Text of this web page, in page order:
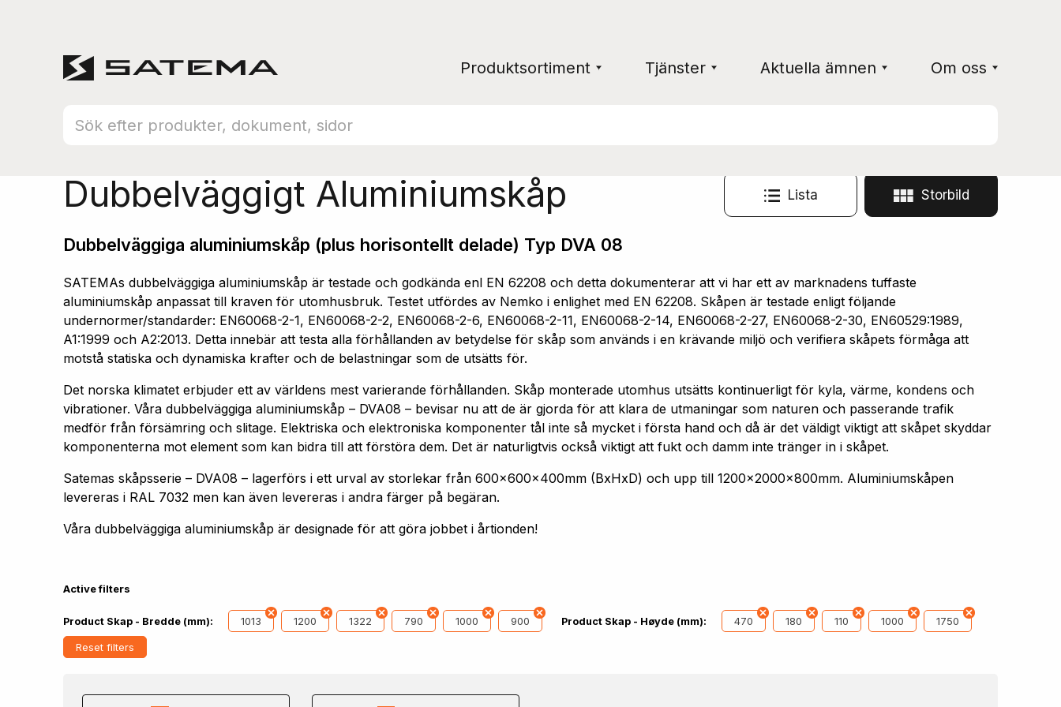
Produktsortiment Tjänster Aktuella ämnen Om oss
Hem Produktsortiment Aluminiumskåp
Dubbelväggigt Aluminiumskåp Lista Storbild
Dubbelväggiga aluminiumskåp (plus horisontellt delade) Typ DVA 08
SATEMAs dubbelväggiga aluminiumskåp är testade och godkända enl EN 62208 och detta dokumenterar att vi har ett av marknadens tuffaste
aluminiumskåp anpassat till kraven för utomhusbruk. Testet utfördes av Nemko i enlighet med EN 62208. Skåpen är testade enligt följande
undernormer/standarder: EN60068-2-1, EN60068-2-2, EN60068-2-6, EN60068-2-11, EN60068-2-14, EN60068-2-27, EN60068-2-30, EN60529:1989,
A1:1999 och A2:2013. Detta innebär att testa alla förhållanden av betydelse för skåp som används i en krävande miljö och verifiera skåpets förmåga att
motstå statiska och dynamiska krafter och de belastningar som de utsätts för.
Det norska klimatet erbjuder ett av världens mest varierande förhållanden. Skåp monterade utomhus utsätts kontinuerligt för kyla, värme, kondens och
vibrationer. Våra dubbelväggiga aluminiumskåp – DVA08 – bevisar nu att de är gjorda för att klara de utmaningar som naturen och passerande trafik
medför från försämring och slitage. Elektriska och elektroniska komponenter tål inte så mycket i första hand och då är det väldigt viktigt att skåpet skyddar
komponenterna mot element som kan bidra till att förstöra dem. Det är naturligtvis också viktigt att fukt och damm inte tränger in i skåpet.
Satemas skåpsserie – DVA08 – lagerförs i ett urval av storlekar från 600x600x400mm (BxHxD) och upp till 1200x2000x800mm. Aluminiumskåpen
levereras i RAL 7032 men kan även levereras i andra färger på begäran.
Våra dubbelväggiga aluminiumskåp är designade för att göra jobbet i årtionden!
Active filters
Product Skap - Bredde (mm): 1013 1200 1322 790 1000 900 Product Skap - Høyde (mm): 470 180 110 1000 1750
Reset filters